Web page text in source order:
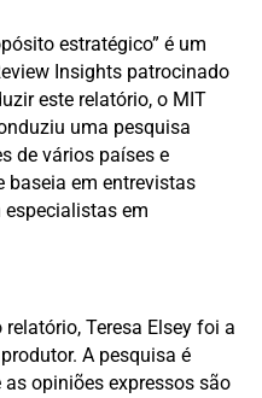
estratégico” é um
Insights patrocinado
este relatório, o MIT
uma pesquisa
de vários países e
baseia em entrevistas
em
Teresa Elsey foi a
A pesquisa é
opiniões expressos são